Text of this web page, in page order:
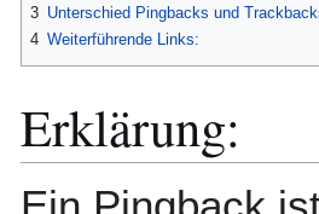
3 Unterschied Pingbacks und
4 Weiterführende Links:
Erklärung: